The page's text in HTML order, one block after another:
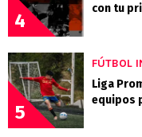
4
con tu
5
FÚTBOL
Liga
equipos